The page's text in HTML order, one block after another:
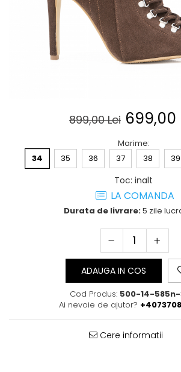
899,00 Lei 699,00
Marime:
34
35 36 37 38 39
Toc: inalt
LA COMANDA
Durata de livrare:5 zile
ADAUGA IN COS
Cod Produs: 500-14-
Ai nevoie de ajutor?
Cere informatii